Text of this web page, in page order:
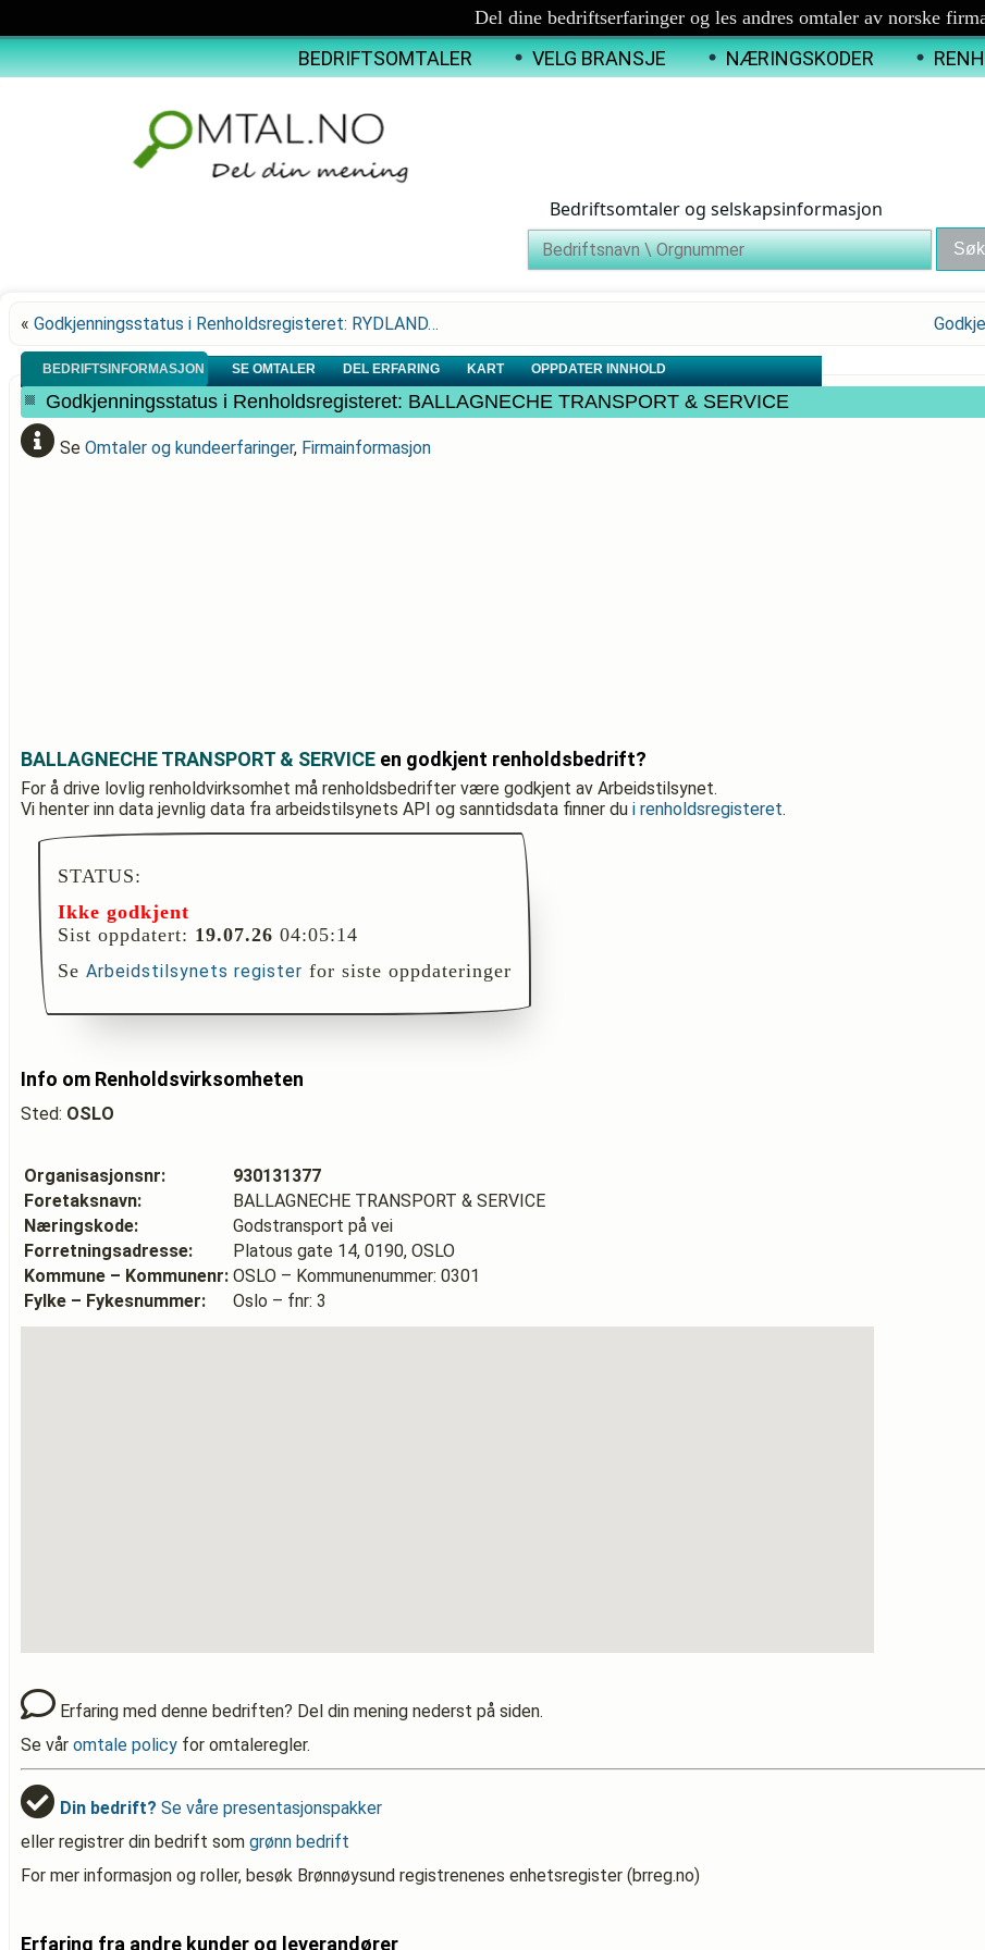
Del dine bedriftserfaringer og les andres omtaler av norske
BEDRIFTSOMTALER VELG BRANSJE NÆRINGSKODER
Bedriftsomtaler og selskapsinformasjon
« Godkjenningsstatus i Renholdsregisteret: RYDLAND…
BEDRIFTSINFORMASJON SE OMTALER DEL ERFARING KART OPPDATER INNHOLD
Godkjenningsstatus i Renholdsregisteret: BALLAGNECHE TRANSPORT & SERVICE
Se Omtaler og kundeerfaringer, Firmainformasjon
BALLAGNECHE TRANSPORT & SERVICE en godkjent renholdsbedrift?
For å drive lovlig renholdvirksomhet må renholdsbedrifter være godkjent av Arbeidstilsynet.
Vi henter inn data jevnlig data fra arbeidstilsynets API og sanntidsdata finner du i renholdsregisteret.
STATUS:
Ikke godkjent
Sist oppdatert: 19.07.26 04:05:14
Se Arbeidstilsynets register for siste oppdateringer
Info om Renholdsvirksomheten
Sted: OSLO
Organisasjonsnr:
930131377
Foretaksnavn:
BALLAGNECHE TRANSPORT & SERVICE
Næringskode:
Godstransport på vei
Forretningsadresse:
Platous gate 14, 0190, OSLO
Kommune – Kommunenr: OSLO – Kommunenummer: 0301
Fylke – Fykesnummer:
Oslo – fnr: 3
Erfaring med denne bedriften? Del din mening nederst på siden.
Se vår omtale policy for omtaleregler.
Din bedrift? Se våre presentasjonspakker
eller registrer din bedrift som grønn bedrift
For mer informasjon og roller, besøk Brønnøysund registrenenes enhetsregister (brreg.no)
Erfaring fra andre kunder og leverandører